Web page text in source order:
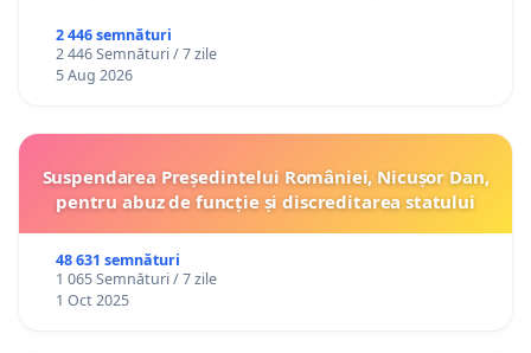
2 446 semnături
2 446 Semnături / 7 zile
5 Aug 2026
Suspendarea Președintelui României, Nicușor Dan,
pentru abuz de funcție și discreditarea statului
48 631 semnături
1 065 Semnături / 7 zile
1 Oct 2025